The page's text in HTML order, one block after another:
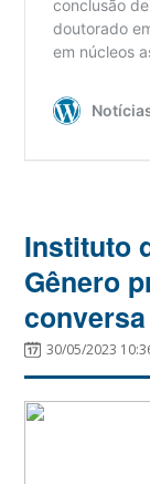
Instituto
Gênero
30/05/2023